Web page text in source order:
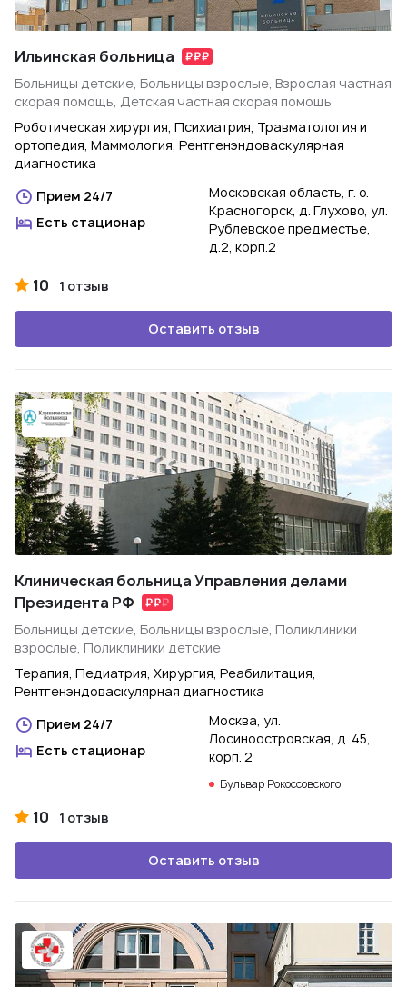
Ильинская больница
Больницы детские, Больницы взрослые, Взрослая частная
скорая помощь, Детская частная скорая помощь
Роботическая хирургия, Психиатрия, Травматология и
ортопедия, Маммология, Рентгенэндоваскулярная
диагностика
Прием 24/7
Есть стационар
Московская область, г. о.
Красногорск, д. Глухово, ул.
Рублевское предместье,
д.2, корп.2
10 1 отзыв
Оставить отзыв
Клиническая больница Управления делами
Президента РФ
Больницы детские, Больницы взрослые, Поликлиники
взрослые, Поликлиники детские
Терапия, Педиатрия, Хирургия, Реабилитация,
Рентгенэндоваскулярная диагностика
Прием 24/7
Есть стационар
Москва, ул.
Лосиноостровская, д. 45,
корп. 2
Бульвар Рокоссовского
10 1 отзыв
Оставить отзыв